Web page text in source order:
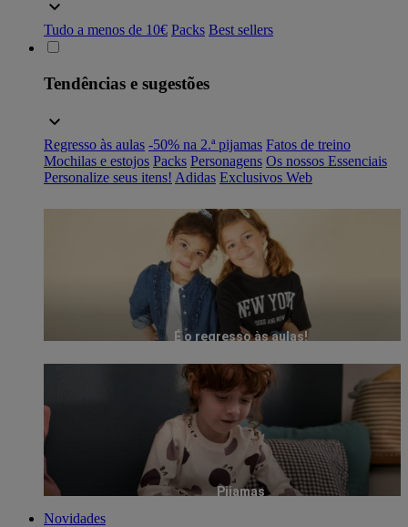
Tudo a menos de 10€ Packs Best sellers
Tendências e sugestões
Regresso às aulas -50% na 2.ª pijamas Fatos de treino
Mochilas e estojos Packs Personagens Os nossos Essenciais
Personalize seus itens! Adidas Exclusivos Web
É o regresso às aulas!
Pijamas
Novidades